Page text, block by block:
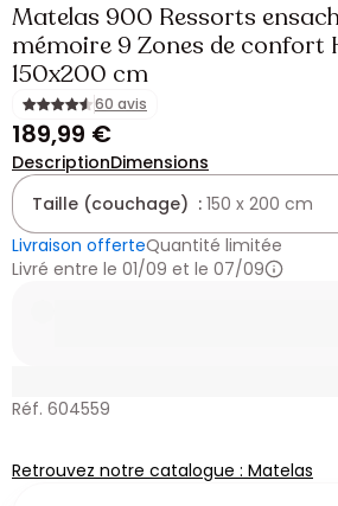
Matelas 900 Ressorts
mémoire 9 Zones de confort
150x200 cm
60 avis
189,99 €
DescriptionDimensions
Taille (couchage) : 150 x 200 cm
Livraison offerteQuantité limitée
Livré entre le 01/09 et le 07/09
Réf. 604559
Retrouvez notre catalogue : Matelas